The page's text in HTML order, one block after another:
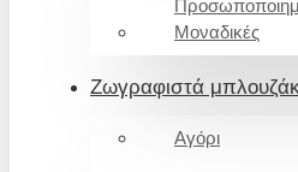
Μοναδικές
Ζωγραφιστά
Αγόρι